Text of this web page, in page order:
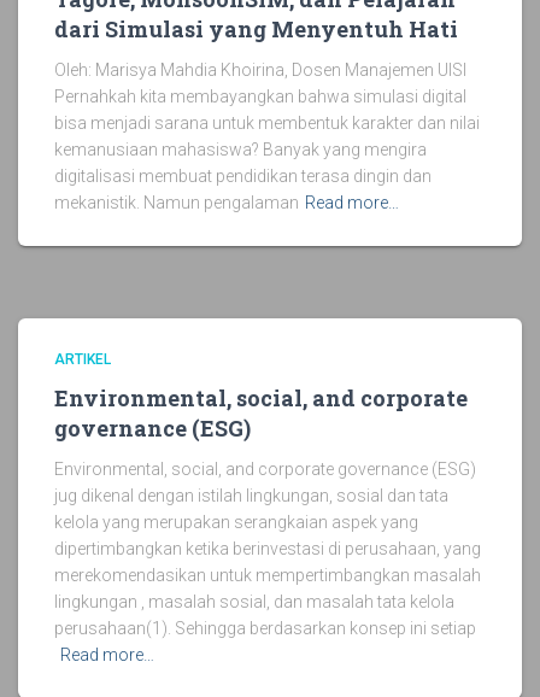
dari Simulasi yang Menyentuh Hati
Oleh: Marisya Mahdia Khoirina, Dosen Manajemen UISI
Pernahkah kita membayangkan bahwa simulasi digital
bisa menjadi sarana untuk membentuk karakter dan nilai
kemanusiaan mahasiswa? Banyak yang mengira
digitalisasi membuat pendidikan terasa dingin dan
mekanistik. Namun pengalaman Read more…
ARTIKEL
Environmental, social, and corporate
governance (ESG)
Environmental, social, and corporate governance (ESG)
jug dikenal dengan istilah lingkungan, sosial dan tata
kelola yang merupakan serangkaian aspek yang
dipertimbangkan ketika berinvestasi di perusahaan, yang
merekomendasikan untuk mempertimbangkan masalah
lingkungan , masalah sosial, dan masalah tata kelola
perusahaan(1). Sehingga berdasarkan konsep ini setiap
Read more…